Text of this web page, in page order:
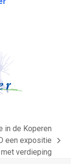
in de Koperen
een expositie
met verdieping